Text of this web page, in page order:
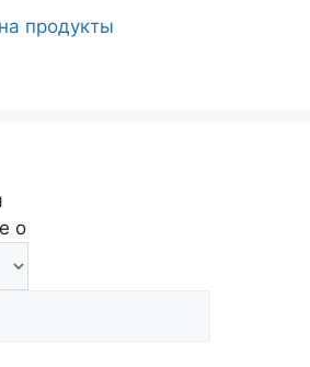
продукты
о